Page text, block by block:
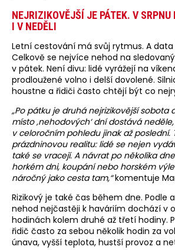
NEJRIZIKOVĚJŠÍ JE PÁTEK. V SRPNU
I V NEDĚLI
Letní cestování má svůj rytmus. A
Celkově se nejvíce nehod na
v pátek. Není divu: lidé vyrážejí na
prodloužené volno i delší dovolené.
houstne a řidiči často chtějí být co
„Po pátku je druhá nejrizikovější sobota
místo ‚nehodových‘ dní dostává
v celoročním pohledu jinak až poslední.
prázdninovou realitu: lidé se nejen
také se vracejí. A návrat po několika
horkém dni, koupání nebo horském
náročný jako cesta tam,“komentuje
Rizikový je také čas během dne. Podle
nehod nejčastěji k haváriím dochází v
hodinách kolem druhé až třetí hodiny.
řidič často za sebou několik hodin za
únava, vyšší teplota, hustší provoz a